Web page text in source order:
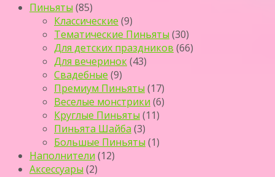
Пиньяты (85)
Классические (9)
Тематические Пиньяты (30)
Для детских праздников (66)
Для вечеринок(43)
Свадебные (9)
Премиум Пиньяты (17)
Веселые монстрики (6)
Круглые Пиньяты (11)
Пиньята Шайба (3)
Большые Пиньяты (1)
Наполнители (12)
Аксессуары (2)